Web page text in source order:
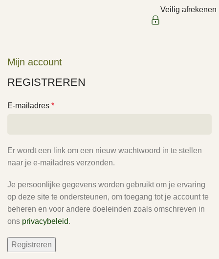
Veilig afrekenen
Mijn account
REGISTREREN
E-mailadres *
Er wordt een link om een nieuw wachtwoord in te stellen
naar je e-mailadres verzonden.
Je persoonlijke gegevens worden gebruikt om je ervaring
op deze site te ondersteunen, om toegang tot je account te
beheren en voor andere doeleinden zoals omschreven in
ons privacybeleid.
Registreren